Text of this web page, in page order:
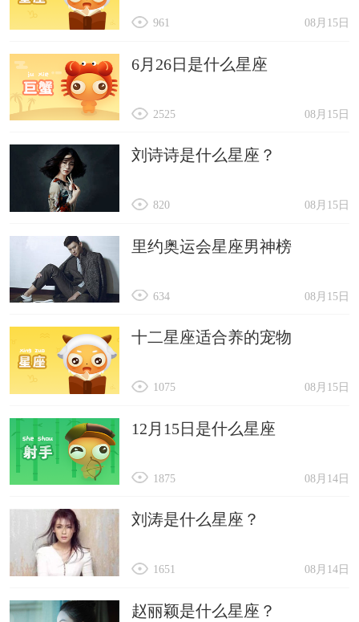
08月15日
961
6月26日是什么星座
08月15日
2525
刘诗诗是什么星座？
08月15日
820
里约奥运会星座男神榜
08月15日
634
十二星座适合养的宠物
08月15日
1075
12月15日是什么星座
08月14日
1875
刘涛是什么星座？
08月14日
1651
赵丽颖是什么星座？